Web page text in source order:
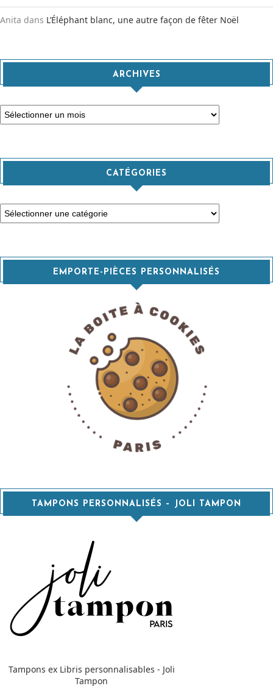
Anita dans L’Éléphant blanc, une autre façon de fêter Noël
ARCHIVES
Archives
CATÉGORIES
Catégories
EMPORTE-PIÈCES PERSONNALISÉS
TAMPONS PERSONNALISÉS – JOLI TAMPON
Tampons ex Libris personnalisables - Joli
Tampon